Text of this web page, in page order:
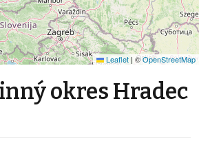
Leaflet | ©OpenStreetMap
okres Hradec